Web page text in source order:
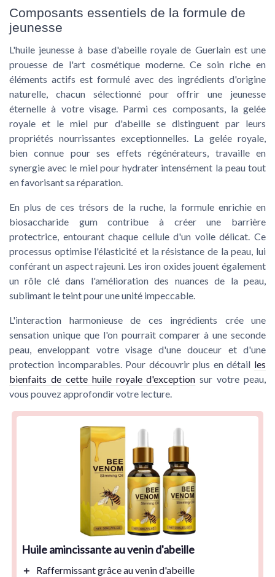
Composants essentiels de la formule de
jeunesse
L'huile jeunesse à base d'abeille royale de Guerlain est une
prouesse de l'art cosmétique moderne. Ce soin riche en
éléments actifs est formulé avec des ingrédients d'origine
naturelle, chacun sélectionné pour offrir une jeunesse
éternelle à votre visage. Parmi ces composants, la gelée
royale et lemiel pur d'abeillese distinguent par leurs
propriétés nourrissantes exceptionnelles. La gelée royale,
bien connue pour ses effets régénérateurs, travaille en
synergie avec le miel pour hydrater intensément la peau tout
en favorisant sa réparation.
En plus de ces trésors de la ruche, la formule enrichie en
biosaccharide gumcontribue à créer une barrière
protectrice, entourant chaque cellule d'un voile délicat. Ce
processus optimise l'élasticité et la résistance de la peau, lui
conférant un aspect rajeuni. Les iron oxides jouent également
un rôle clé dans l'amélioration des nuances de la peau,
sublimant le teint pour une unité impeccable.
L'interaction harmonieuse de ces ingrédients crée une
sensation unique que l'on pourrait comparer à une seconde
peau, enveloppant votre visage d'une douceur et d'une
protection incomparables. Pour découvrir plus en détail les
bienfaits de cette huile royale d'exception sur votre peau,
vous pouvez approfondir votre lecture.
Huile amincissante au venin d'abeille
＋ Raffermissantgrâce au venin d'abeille